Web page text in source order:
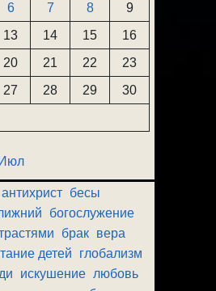
6 7 8
9
13 14 15
16
20 21 22
23
27 28 29
30
антихрист бесы
богослужение
брак вера
детей
глобализм
искушение любовь